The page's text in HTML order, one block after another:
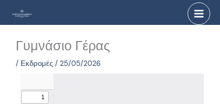
Γυμνάσιο Γέρας
/ Εκδρομές /25/05/2026